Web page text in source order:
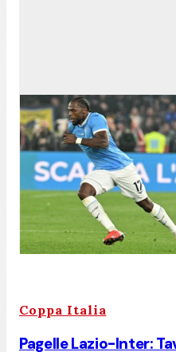
Coppa Italia
Pagelle Lazio-Inter: